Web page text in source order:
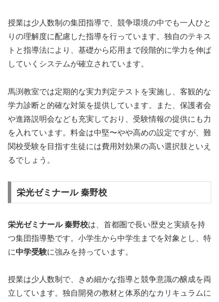
授業は少人数制の集団指導で、競争環境の中でも一人ひと
りの理解度に配慮した指導を行っています。独自のテキス
トと指導法により、基礎から応用まで段階的に学力を伸ば
していくシステムが確立されています。
馬渕教室では定期的な実力判定テストを実施し、客観的な
学力診断と的確な対策を提供しています。また、保護者会
や進路説明会なども充実しており、受験情報の提供にも力
を入れています。料金は中堅〜やや高めの設定ですが、難
関校受験を目指す生徒には費用対効果の高い選択肢といえ
るでしょう。
栄光ゼミナール 秦野校
栄光ゼミナール 秦野校は、首都圏で長い歴史と実績を持
つ集団指導塾です。小学生から中学生までを対象とし、特
に中学受験に強みを持っています。
授業は少人数制で、きめ細かな指導と競争意識の醸成を両
立しています。独自開発の教材と体系的なカリキュラムに